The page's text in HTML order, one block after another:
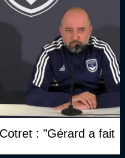
: "Gérard a fait